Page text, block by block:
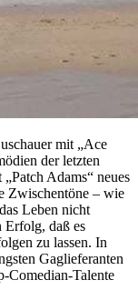
mit „Ace
der letzten
„Patch Adams“ neues
Zwischentöne – wie
Leben nicht
Erfolg, daß es
zu lassen. In
Gaglieferanten
Comedian-Talente